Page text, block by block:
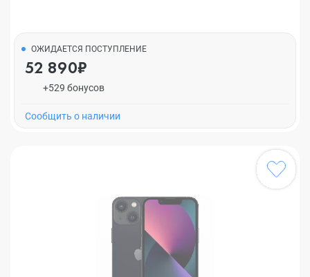
ОЖИДАЕТСЯ ПОСТУПЛЕНИЕ
52 890₽
+529 бонусов
Cообщить о наличии